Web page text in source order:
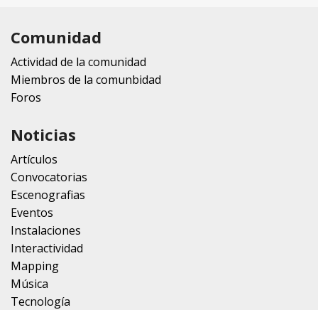
Comunidad
Actividad de la comunidad
Miembros de la comunbidad
Foros
Noticias
Artículos
Convocatorias
Escenografias
Eventos
Instalaciones
Interactividad
Mapping
Música
Tecnología